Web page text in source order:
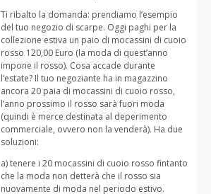
Ti ribalto la domanda: prendiamo l’esempio
del tuo negozio di scarpe. Oggi paghi per la
collezione estiva un paio di mocassini di cuoio
rosso 120,00 Euro (la moda di quest’anno
impone il rosso). Cosa accade durante
l’estate? Il tuo negoziante ha in magazzino
ancora 20 paia di mocassini di cuoio rosso,
l’anno prossimo il rosso sarà fuori moda
(quindi è merce destinata al deperimento
commerciale, ovvero non la venderà). Ha due
soluzioni:
a) tenere i 20 mocassini di cuoio rosso fintanto
che la moda non detterà che il rosso sia
nuovamente di moda nel periodo estivo.